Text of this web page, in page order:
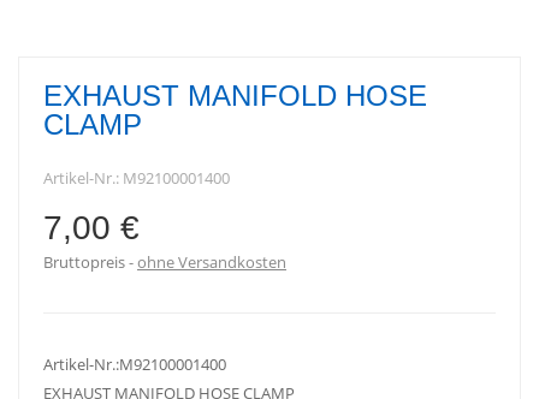
EXHAUST MANIFOLD HOSE
CLAMP
Artikel-Nr.: M92100001400
7,00 €
Bruttopreis ohne Versandkosten
Artikel-Nr.:M92100001400
EXHAUST MANIFOLD HOSE CLAMP